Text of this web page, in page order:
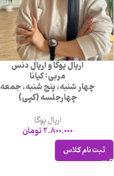
اریال یوگا و اریال دنس
مربی: کیانا
چهار شنبه، پنج شنبه، جمعه
چهارجلسه (کپی)
اریال یوگا
2.800.000تومان
ثبت نام کلاس